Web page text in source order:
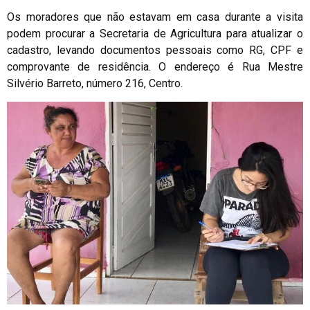
Os moradores que não estavam em casa durante a visita
podem procurar a Secretaria de Agricultura para atualizar o
cadastro, levando documentos pessoais como RG, CPF e
comprovante de residência. O endereço é Rua Mestre
Silvério Barreto, número 216, Centro.